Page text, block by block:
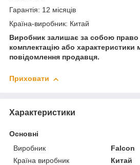
Гарантія: 12 місяців
Країна-виробник: Китай
Виробник залишає за собою право
комплектацію або характеристики
повідомлення продавця.
Приховати
Характеристики
Основні
Виробник
Falcon
Країна виробник
Китай